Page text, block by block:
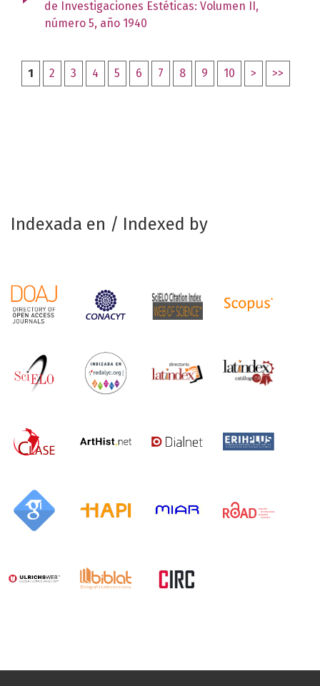
de Investigaciones Estéticas: Volumen II,
número 5, año 1940
1 2 3 4 5 6 7 8 9 10 > >>
Indexada en / Indexed by